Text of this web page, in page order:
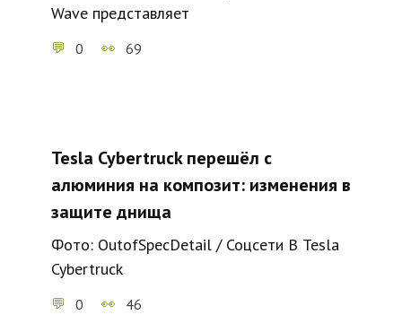
Wave представляет
0 69
Tesla Cybertruck перешёл с
алюминия на композит: изменения в
защите днища
Фото: OutofSpecDetail / Соцсети В Tesla
Cybertruck
0 46